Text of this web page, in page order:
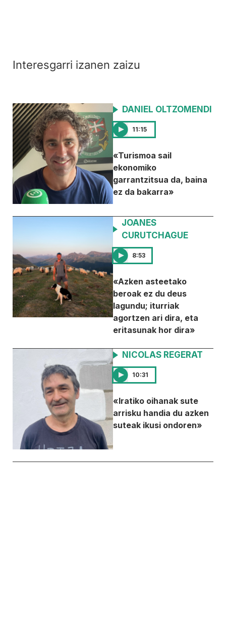
Interesgarri izanen zaizu
DANIEL OLTZOMENDI
11:15
«Turismoa sail
ekonomiko
garrantzitsua da, baina
ez da bakarra»
JOANES
CURUTCHAGUE
8:53
«Azken asteetako
beroak ez du deus
lagundu; iturriak
agortzen ari dira, eta
eritasunak hor dira»
NICOLAS REGERAT
10:31
«Iratiko oihanak sute
arrisku handia du azken
suteak ikusi ondoren»